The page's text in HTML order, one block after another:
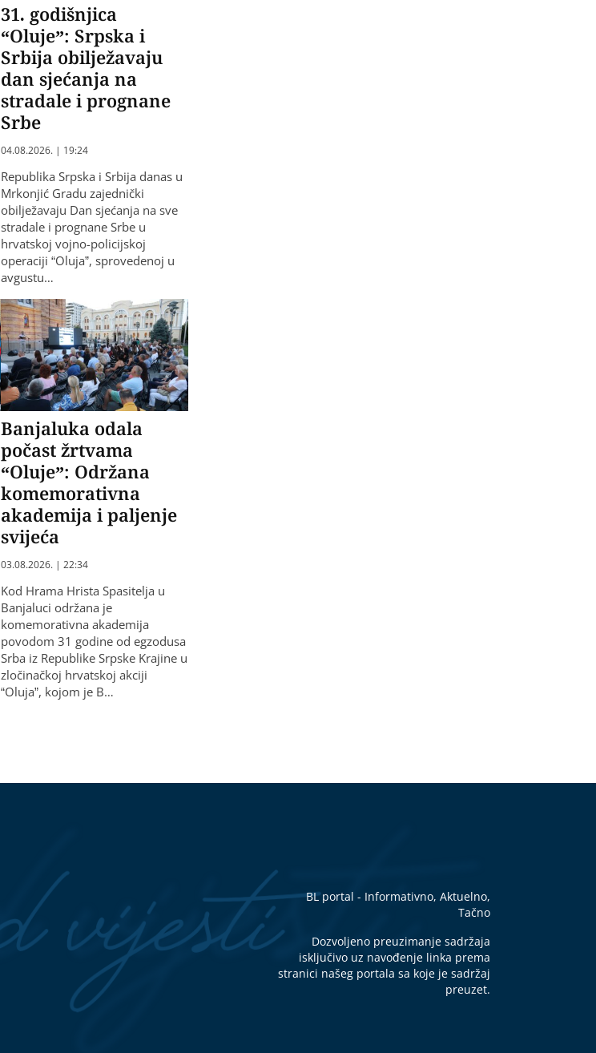
31. godišnjica
“Oluje”: Srpska i
Srbija obilježavaju
dan sjećanja na
stradale i prognane
Srbe
04.08.2026. | 19:24
Republika Srpska i Srbija danas u
Mrkonjić Gradu zajednički
obilježavaju Dan sjećanja na sve
stradale i prognane Srbe u
hrvatskoj vojno-policijskoj
operaciji “Oluja”, sprovedenoj u
avgustu…
Banjaluka odala
počast žrtvama
“Oluje”: Održana
komemorativna
akademija i paljenje
svijeća
03.08.2026. | 22:34
Kod Hrama Hrista Spasitelja u
Banjaluci održana je
komemorativna akademija
povodom 31 godine od egzodusa
Srba iz Republike Srpske Krajine u
zločinačkoj hrvatskoj akciji
“Oluja”, kojom je B…
BL portal - Informativno, Aktuelno,
Tačno
Dozvoljeno preuzimanje sadržaja
isključivo uz navođenje linka prema
stranici našeg portala sa koje je sadržaj
preuzet.